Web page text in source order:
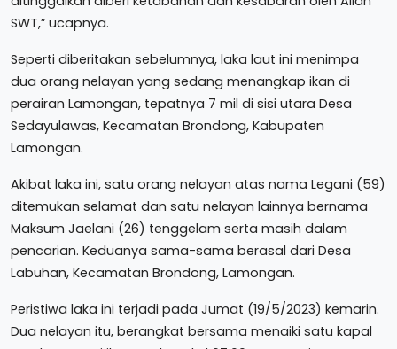
SWT,” ucapnya.
Seperti diberitakan sebelumnya, laka laut ini menimpa
dua orang nelayan yang sedang menangkap ikan di
perairan Lamongan, tepatnya 7 mil di sisi utara Desa
Sedayulawas, Kecamatan Brondong, Kabupaten
Lamongan.
Akibat laka ini, satu orang nelayan atas nama Legani (59)
ditemukan selamat dan satu nelayan lainnya bernama
Maksum Jaelani (26) tenggelam serta masih dalam
pencarian. Keduanya sama-sama berasal dari Desa
Labuhan, Kecamatan Brondong, Lamongan.
Peristiwa laka ini terjadi pada Jumat (19/5/2023) kemarin.
Dua nelayan itu, berangkat bersama menaiki satu kapal